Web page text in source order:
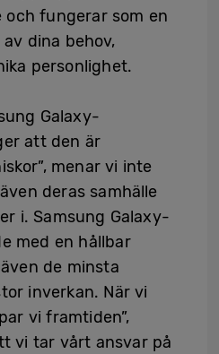
och fungerar som en
dina behov,
personlighet.
Galaxy-
att den är
menar vi inte
deras samhälle
i. Samsung Galaxy-
med en hållbar
de minsta
inverkan. När vi
vi framtiden”,
vi tar vårt ansvar på